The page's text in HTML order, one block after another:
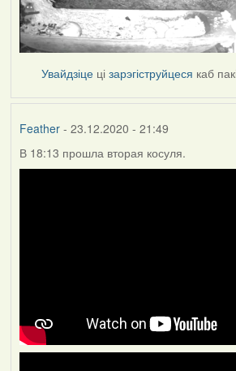
Увайдзіце цізарэгіструйцеся каб
Feather- 23.12.2020 - 21:49
В 18:13 прошла вторая косуля.